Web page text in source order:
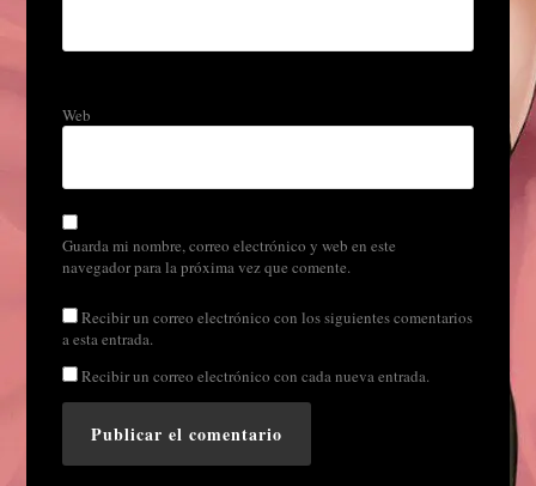
Web
Guarda mi nombre, correo electrónico y web en este
navegador para la próxima vez que comente.
Recibir un correo electrónico con los siguientes comentarios
a esta entrada.
Recibir un correo electrónico con cada nueva entrada.